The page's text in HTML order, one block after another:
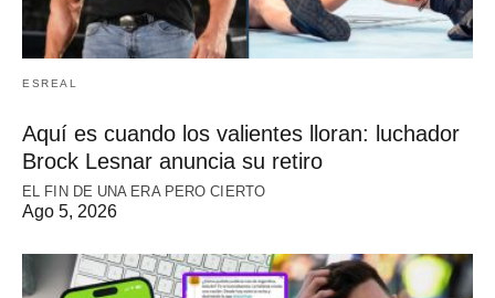
ESREAL
Aquí es cuando los valientes lloran: luchador
Brock Lesnar anuncia su retiro
EL FIN DE UNA ERA PERO CIERTO
Ago 5, 2026